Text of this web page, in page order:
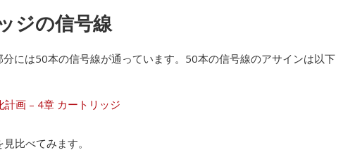
ジの信号線
分には50本の信号線が通っています。50本の信号線のアサインは以下
計画 – 4章 カートリッジ
比べてみます。